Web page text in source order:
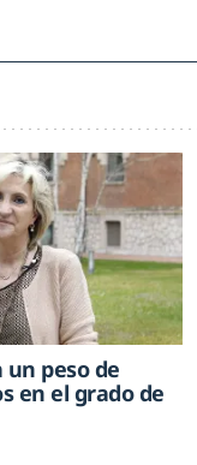
peso de
en el grado de